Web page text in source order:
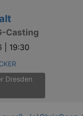
Casting
| 19:30
Dresden